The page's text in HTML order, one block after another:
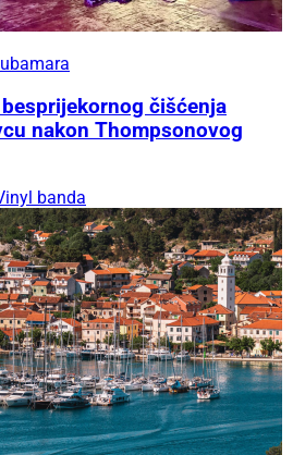
čišćenja
nakon Thompsonovog
banda